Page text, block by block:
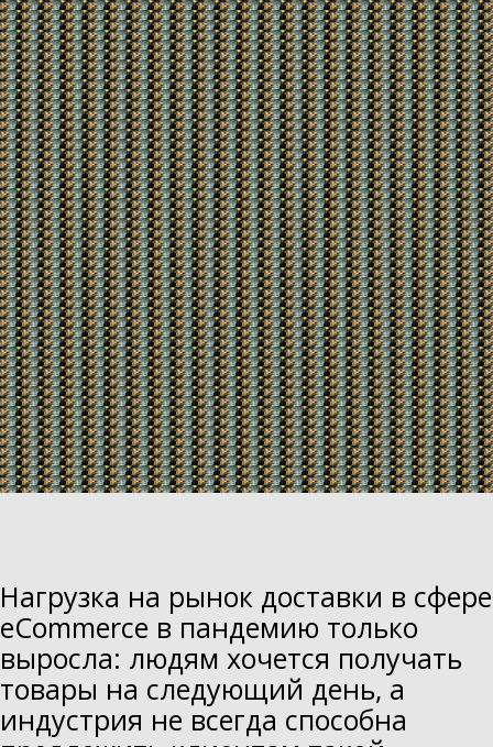
Нагрузка на рынок доставки в сфере
eСommerce в пандемию только
выросла: людям хочется получать
товары на следующий день, а
индустрия не всегда способна